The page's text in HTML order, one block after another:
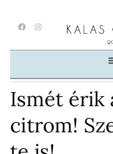
Ismét érik
citrom!